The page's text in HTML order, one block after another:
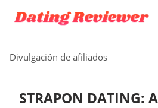
Divulgación de afiliados
STRAPON DATING: